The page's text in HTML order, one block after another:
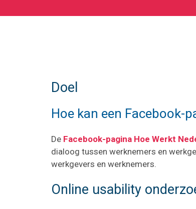
Doel
Hoe kan een Facebook-
De Facebook-pagina Hoe Werkt
dialoog tussen werknemers en
werkgevers en werknemers.
Online usability